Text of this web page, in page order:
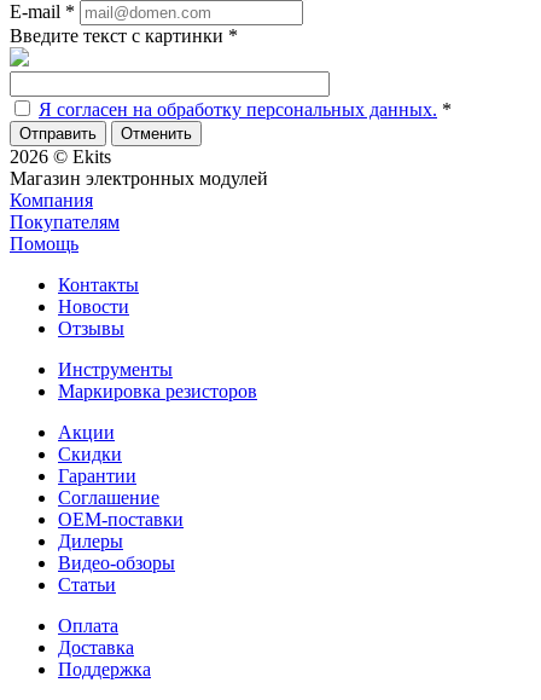
E-mail *
Введите текст с картинки *
Я согласен на обработку персональных данных. *
Отменить
2026 © Ekits
Магазин электронных модулей
Компания
Покупателям
Помощь
Контакты
Новости
Отзывы
Инструменты
Маркировка резисторов
Акции
Скидки
Гарантии
Соглашение
OEM-поставки
Дилеры
Видео-обзоры
Статьи
Оплата
Доставка
Поддержка